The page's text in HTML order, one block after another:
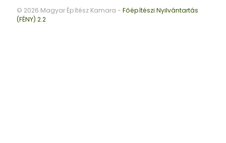
© 2026 Magyar Építész Kamara - Főépítészi Nyilvántartás
(FÉNY) 2.2